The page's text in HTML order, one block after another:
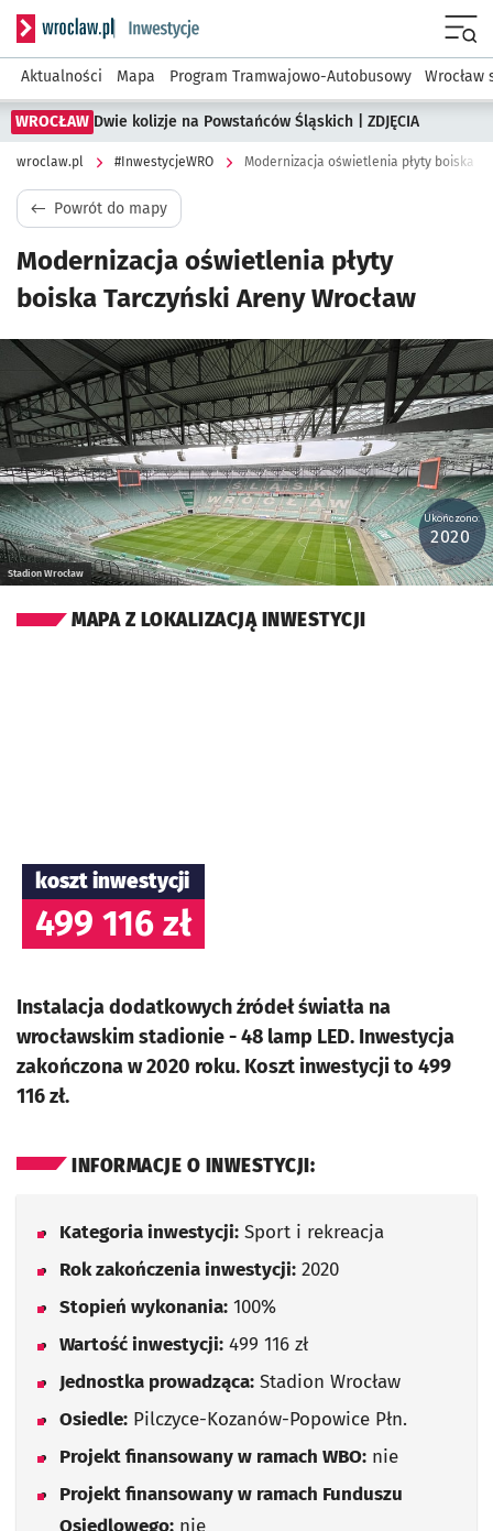
Serwis informacyjny wroclaw.pl podserwis:
Aktualności Mapa Program Tramwajowo-Autobusowy Wrocław
WROCŁAW Dwie kolizje na Powstańców Śląskich | ZDJĘCIA
wroclaw.pl #InwestycjeWRO Modernizacja oświetlenia płyty boiska
Powrót do mapy
Modernizacja oświetlenia płyty
boiska Tarczyński Areny Wrocław
Kliknij, aby powiększyć
Stadion Wrocław
Ukończono:
2020
MAPA Z LOKALIZACJĄ INWESTYCJI
koszt inwestycji
499 116 zł
Instalacja dodatkowych źródeł światła na
wrocławskim stadionie - 48 lamp LED. Inwestycja
zakończona w 2020 roku. Koszt inwestycji to 499
116 zł.
INFORMACJE O INWESTYCJI:
Kategoria inwestycji: Sport i rekreacja
Rok zakończenia inwestycji: 2020
Stopień wykonania: 100%
Wartość inwestycji: 499 116 zł
Jednostka prowadząca: Stadion Wrocław
Osiedle: Pilczyce-Kozanów-Popowice Płn.
Projekt finansowany w ramach WBO: nie
Projekt finansowany w ramach Funduszu
Osiedlowego: nie